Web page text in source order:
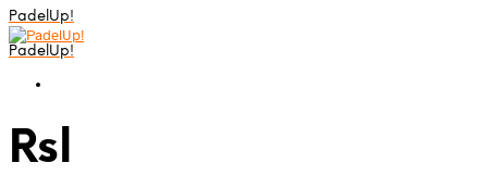
PadelUp!
PadelUp!
Rsl